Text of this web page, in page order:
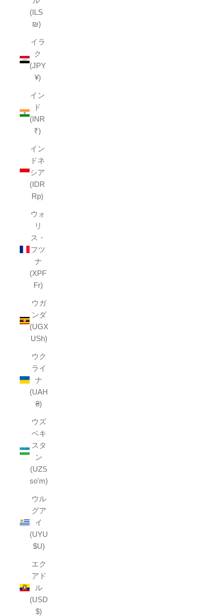
(ILS
₪)
イラ
ク
(JPY
¥)
イン
ド
(INR
₹)
イン
ドネ
シア
(IDR
Rp)
ウォ
リ
ス・
フツ
ナ
(XPF
Fr)
ウガ
ンダ
(UGX
USh)
ウク
ライ
ナ
(UAH
₴)
ウズ
ベキ
スタ
ン
(UZS
so'm)
ウル
グア
イ
(UYU
$U)
エク
アド
ル
(USD
$)